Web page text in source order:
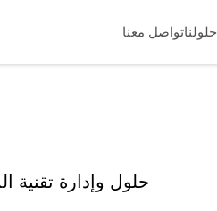
حلولناتواصل معنا
حلول وإدارة تقنية